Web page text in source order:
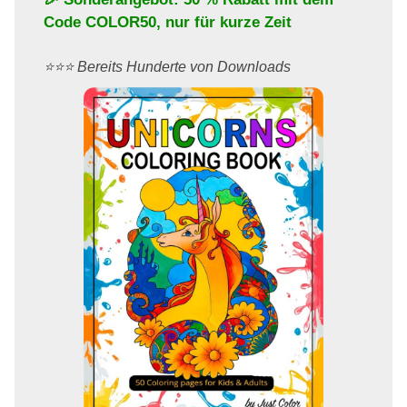
Code COLOR50, nur für kurze Zeit
⭐️⭐️⭐️ Bereits Hunderte von Downloads